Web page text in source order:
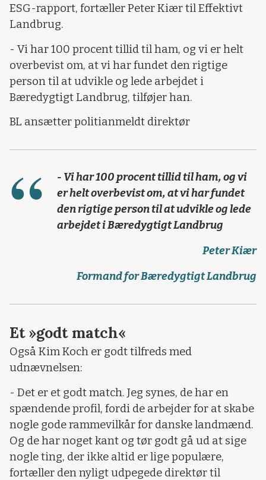
ESG-rapport, fortæller Peter Kiær til Effektivt
Landbrug.
- Vi har 100 procent tillid til ham, og vi er helt
overbevist om, at vi har fundet den rigtige
person til at udvikle og lede arbejdet i
Bæredygtigt Landbrug, tilføjer han.
BL ansætter politianmeldt direktør
- Vi har 100 procent tillid til ham, og vi
er helt overbevist om, at vi har fundet
den rigtige person til at udvikle og lede
arbejdet i Bæredygtigt Landbrug
Peter Kiær
Formand for Bæredygtigt Landbrug
Et »godt match«
Også Kim Koch er godt tilfreds med
udnævnelsen:
- Det er et godt match. Jeg synes, de har en
spændende profil, fordi de arbejder for at skabe
nogle gode rammevilkår for danske landmænd.
Og de har noget kant og tør godt gå ud at sige
nogle ting, der ikke altid er lige populære,
fortæller den nyligt udpegede direktør til